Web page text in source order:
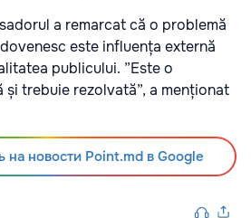
a remarcat că o problemă
este influența externă
publicului. ”Este o
trebuie rezolvată”, a menționat
на новости Point.md в Google